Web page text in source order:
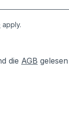
apply.
die AGB